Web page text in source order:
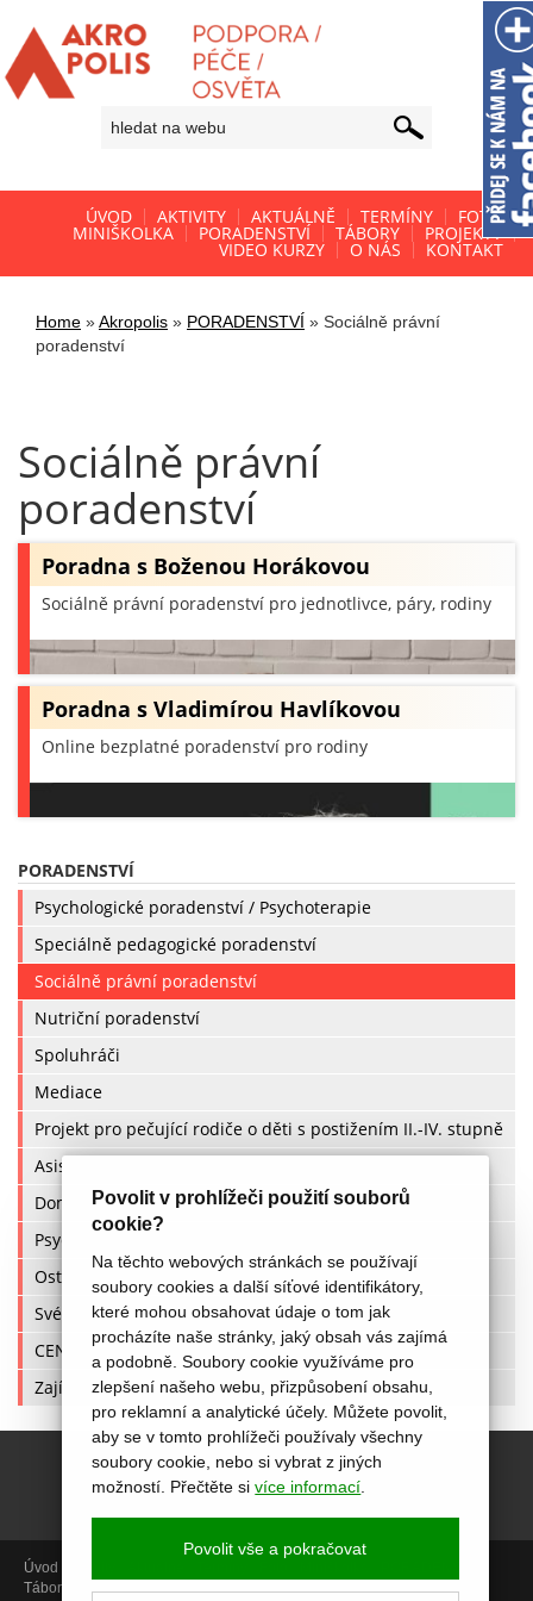
Povolit v prohlížeči použití souborů
cookie?
Na těchto webových stránkách se používají
soubory cookies a další síťové identifikátory,
které mohou obsahovat údaje o tom jak
procházíte naše stránky, jaký obsah vás zajímá
a podobně. Soubory cookie využíváme pro
zlepšení našeho webu, přizpůsobení obsahu,
pro reklamní a analytické účely. Můžete povolit,
aby se v tomto prohlížeči používaly všechny
soubory cookie, nebo si vybrat z jiných
možností. Přečtěte sivíce informací
Povolit vše a pokračovat
ÚVOD AKTIVITY AKTUÁLNĚ TERMÍNY FOTO
MINIŠKOLKA PORADENSTVÍ TÁBORY PROJEKTY
VIDEO KURZY O NÁS KONTAKT
Home »Akropolis » PORADENSTVÍ » Sociálně právní
poradenství
Sociálně právní
poradenství
Poradna s Boženou Horákovou
Sociálně právní poradenství pro jednotlivce, páry, rodiny
Poradna s Vladimírou Havlíkovou
Online bezplatné poradenství pro rodiny
PORADENSTVÍ
Psychologické poradenství / Psychoterapie
Speciálně pedagogické poradenství
Sociálně právní poradenství
Nutriční poradenství
Spoluhráči
Mediace
Projekt pro pečující rodiče o děti s postižením II.-IV. stupně
Asistovaný kontakt / asistované předávání
Domácí násilí
Psychomotorický vývoj
Ostatní poradny
Svépomocné skupiny
CENÍK
Zajímavé články a odkazy
Úvod
Tábory
Projekty Video kurzy O nás
Kontakt